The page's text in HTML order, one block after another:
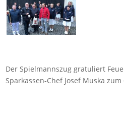
Der Spielmannszug gratuliert
Sparkassen-Chef Josef Muska